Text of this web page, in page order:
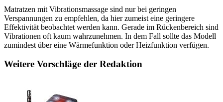
Matratzen mit Vibrationsmassage sind nur bei geringen
Verspannungen zu empfehlen, da hier zumeist eine geringere
Effektivität beobachtet werden kann. Gerade im Rückenbereich sind
Vibrationen oft kaum wahrzunehmen. In dem Fall sollte das Modell
zumindest über eine Wärmefunktion oder Heizfunktion verfügen.
Weitere Vorschläge der Redaktion